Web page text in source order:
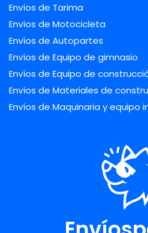
Envíos de Tarima
Envíos de Motocicleta
Envíos de Autopartes
Envíos de Equipo de gimnasio
Envíos de Equipo de
Envíos de Materiales de
Envíos de Maquinaria y equipo